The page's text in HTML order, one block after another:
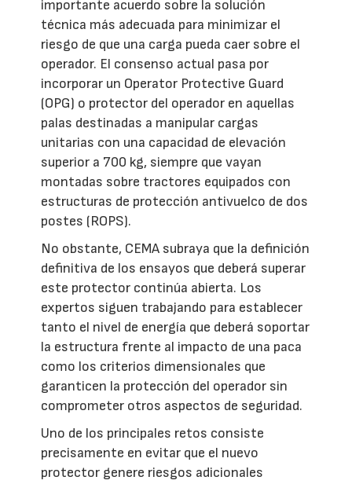
importante acuerdo sobre la solución
técnica más adecuada para minimizar el
riesgo de que una carga pueda caer sobre el
operador. El consenso actual pasa por
incorporar un Operator Protective Guard
(OPG) o protector del operador en aquellas
palas destinadas a manipular cargas
unitarias con una capacidad de elevación
superior a 700 kg, siempre que vayan
montadas sobre tractores equipados con
estructuras de protección antivuelco de dos
postes (ROPS).
No obstante, CEMA subraya que la definición
definitiva de los ensayos que deberá superar
este protector continúa abierta. Los
expertos siguen trabajando para establecer
tanto el nivel de energía que deberá soportar
la estructura frente al impacto de una paca
como los criterios dimensionales que
garanticen la protección del operador sin
comprometer otros aspectos de seguridad.
Uno de los principales retos consiste
precisamente en evitar que el nuevo
protector genere riesgos adicionales